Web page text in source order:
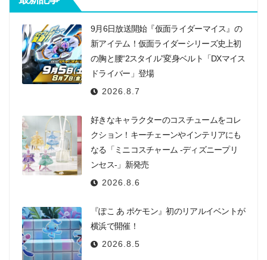
9月6日放送開始『仮面ライダーマイス』の
新アイテム！仮面ライダーシリーズ史上初
の胸と腰“2スタイル”変身ベルト「DXマイス
ドライバー」登場
2026.8.7
好きなキャラクターのコスチュームをコレ
クション！キーチェーンやインテリアにも
なる「ミニコスチャーム -ディズニープリ
ンセス-」新発売
2026.8.6
『ぽこ あ ポケモン』初のリアルイベントが
横浜で開催！
2026.8.5